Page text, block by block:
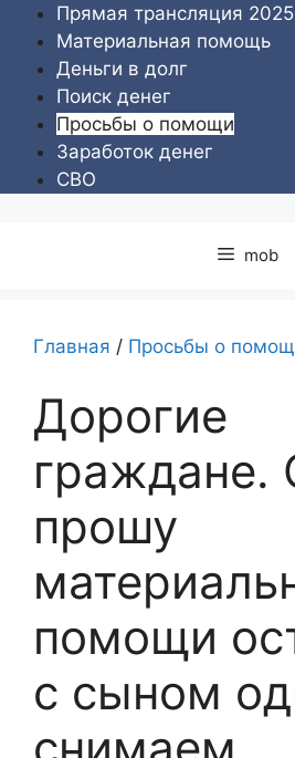
Перейти
содержимому
Прямая трансляция 2025
Материальная помощь
Деньги в долг
Поиск денег
Просьбы о помощи
Заработок денег
СВО
mob
Главная / Просьбы о
Дорогие
граждане.
прошу
помощи
с сыном